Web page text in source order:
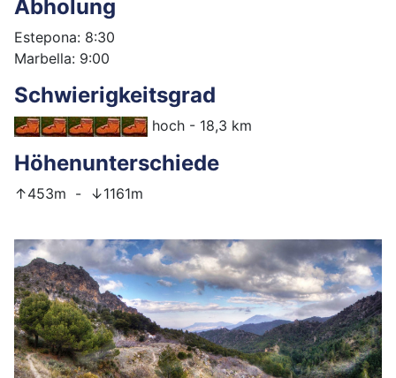
Abholung
Estepona: 8:30
Marbella: 9:00
Schwierigkeitsgrad
hoch - 18,3 km
Höhenunterschiede
↑453m - ↓1161m